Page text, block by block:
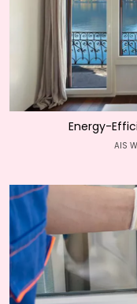
Energy-
AIS